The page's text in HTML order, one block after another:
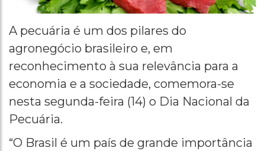
A pecuária é um dos pilares do
agronegócio brasileiro e, em
reconhecimento à sua relevância para a
economia e a sociedade, comemora-se
nesta segunda-feira (14) o Dia Nacional da
Pecuária.
“O Brasil é um país de grande importância